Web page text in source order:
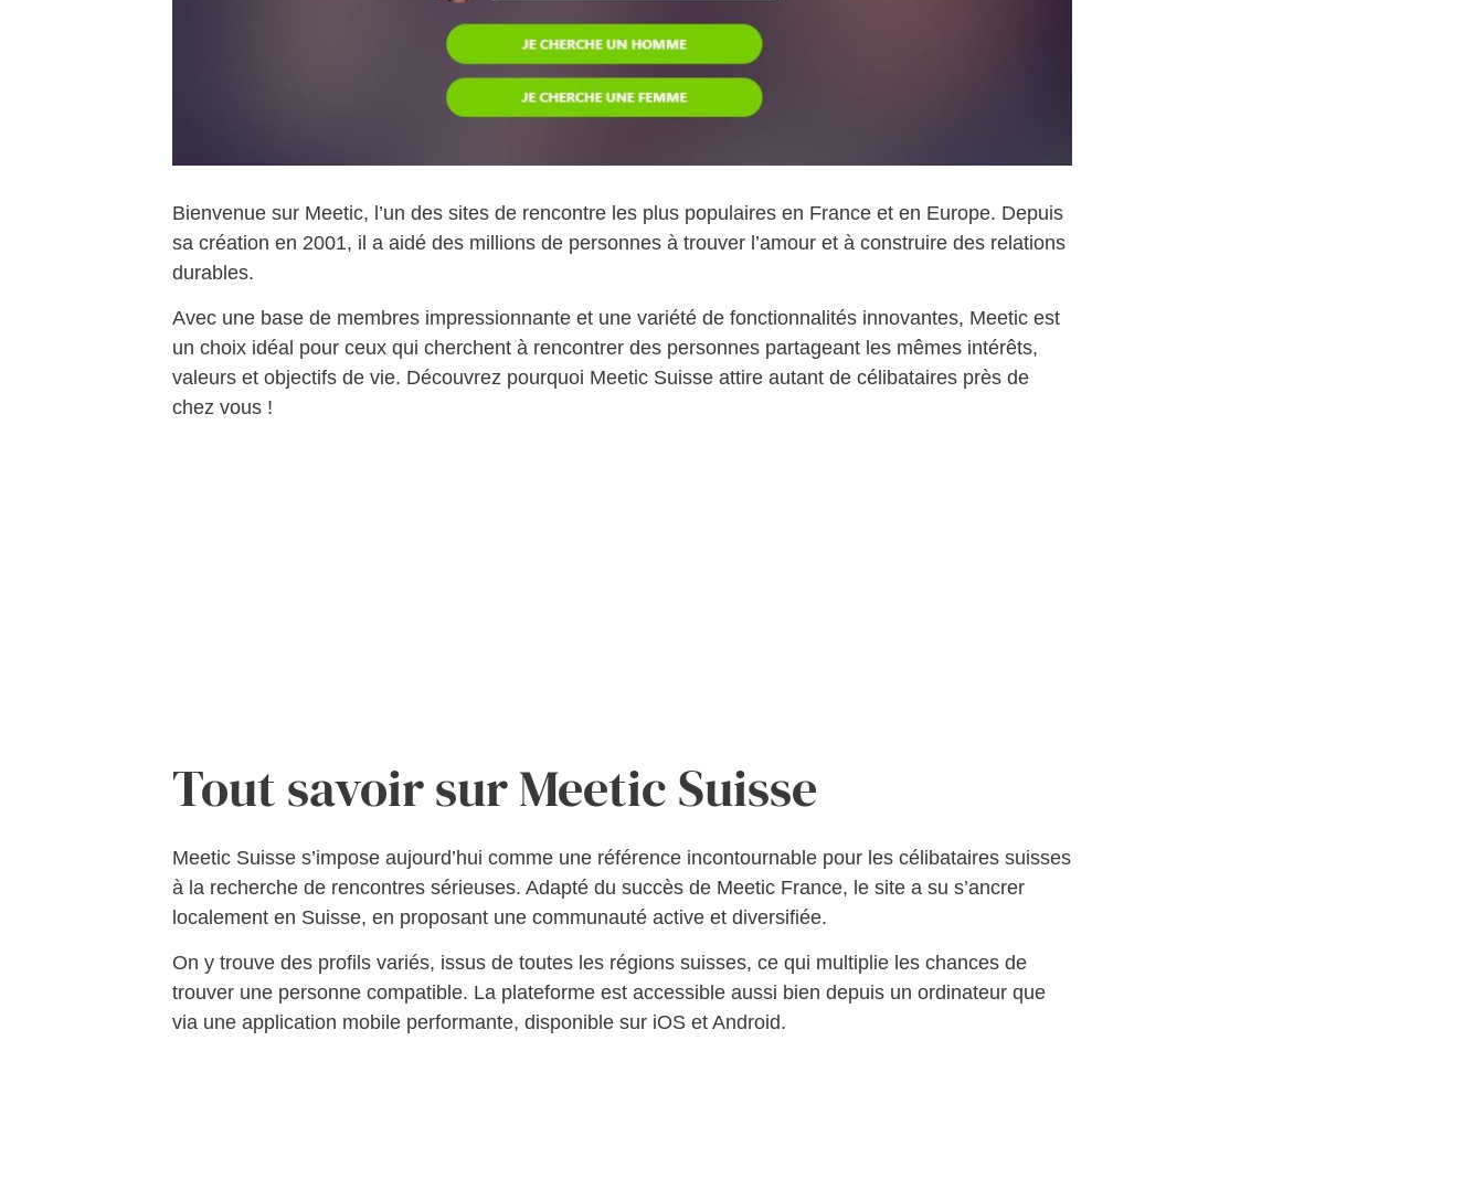
Bienvenue sur Meetic, l’un des sites de rencontre les plus populaires en France et en Europe. Depuis
sa création en 2001, il a aidé des millions de personnes à trouver l’amour et à construire des relations
durables.
Avec une base de membres impressionnante et une variété de fonctionnalités innovantes, Meetic est
un choix idéal pour ceux qui cherchent à rencontrer des personnes partageant les mêmes intérêts,
valeurs et objectifs de vie. Découvrez pourquoi Meetic Suisse attire autant de célibataires près de
chez vous !
Tout savoir sur Meetic Suisse
Meetic Suisse s’impose aujourd’hui comme une référence incontournable pour les célibataires suisses
à la recherche de rencontres sérieuses. Adapté du succès de Meetic France, le site a su s’ancrer
localement en Suisse, en proposant une communauté active et diversifiée.
On y trouve des profils variés, issus de toutes les régions suisses, ce qui multiplie les chances de
trouver une personne compatible. La plateforme est accessible aussi bien depuis un ordinateur que
via une application mobile performante, disponible sur iOS et Android.